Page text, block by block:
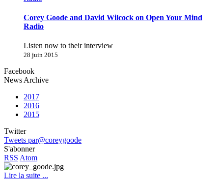
Corey Goode and David Wilcock on Open Your Mind
Radio
Listen now to their interview
28 juin 2015
Facebook
News Archive
2017
2016
2015
Twitter
Tweets par@coreygoode
S'abonner
RSS Atom
Lire la suite ...